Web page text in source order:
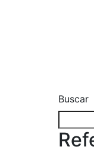
Buscar